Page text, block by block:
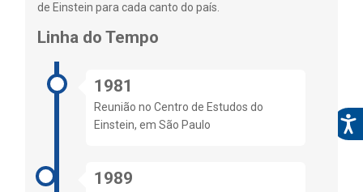
de Einstein para cada canto do país.
Linha do Tempo
1981
Reunião no Centro de Estudos do
Einstein, em São Paulo
1989